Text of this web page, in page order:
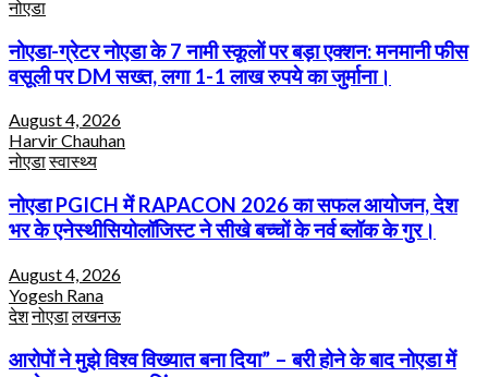
नोएडा
नोएडा-ग्रेटर नोएडा के 7 नामी स्कूलों पर बड़ा एक्शन: मनमानी फीस
वसूली पर DM सख्त, लगा 1-1 लाख रुपये का जुर्माना।
August 4, 2026
Harvir Chauhan
नोएडास्वास्थ्य
नोएडा PGICH में RAPACON 2026 का सफल आयोजन, देश
भर के एनेस्थीसियोलॉजिस्ट ने सीखे बच्चों के नर्व ब्लॉक के गुर।
August 4, 2026
Yogesh Rana
देशनोएडालखनऊ
आरोपों ने मुझे विश्व विख्यात बना दिया” – बरी होने के बाद नोएडा में